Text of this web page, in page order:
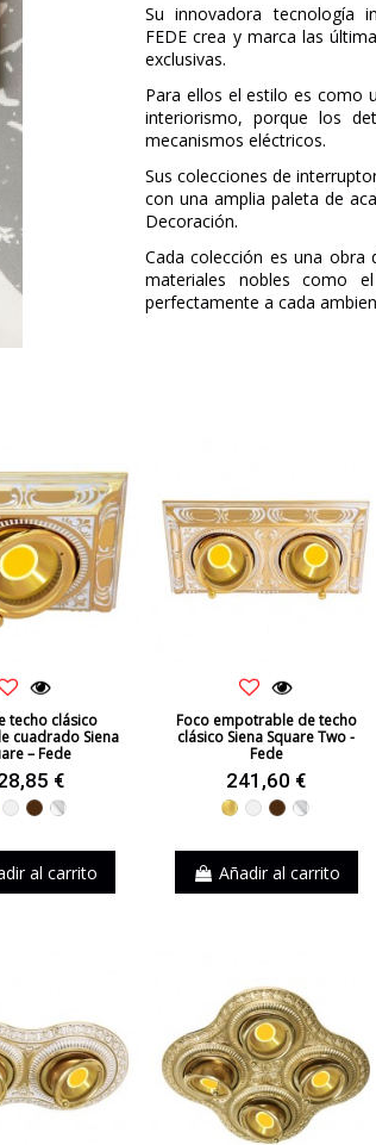
Su innovadora tecnología
FEDE crea y marca las
exclusivas.
Para ellos el estilo es como
interiorismo, porque los
mecanismos eléctricos.
Sus colecciones de
con una amplia paleta de
Decoración.
Cada colección es una
materiales nobles como
perfectamente a cada
techo clásico
cuadrado Siena
– Fede
€
Blanco
MarrónCromo
al carrito
Foco empotrable de techo
clásico Siena Square Two -
Fede
241,60 €
Dorado
Blanco
MarrónCromo
Añadir al carrito